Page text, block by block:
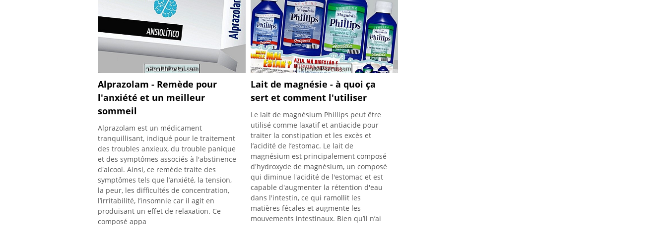
Alprazolam - Remède pour
l'anxiété et un meilleur
sommeil
Alprazolam est un médicament
tranquillisant, indiqué pour le traitement
des troubles anxieux, du trouble panique
et des symptômes associés à l'abstinence
d'alcool. Ainsi, ce remède traite des
symptômes tels que l’anxiété, la tension,
la peur, les difficultés de concentration,
l’irritabilité, l’insomnie car il agit en
produisant un effet de relaxation. Ce
composé appa
Lait de magnésie - à quoi ça
sert et comment l'utiliser
Le lait de magnésium Phillips peut être
utilisé comme laxatif et antiacide pour
traiter la constipation et les excès et
l’acidité de l’estomac. Le lait de
magnésium est principalement composé
d'hydroxyde de magnésium, un composé
qui diminue l'acidité de l'estomac et est
capable d'augmenter la rétention d'eau
dans l'intestin, ce qui ramollit les
matières fécales et augmente les
mouvements intestinaux. Bien qu’il n’ai